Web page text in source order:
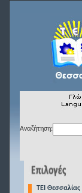
Αναζήτηση:
TEI Θεσσαλίας